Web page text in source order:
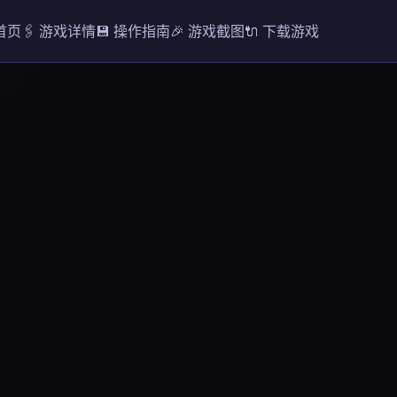
页 🖇️ 游戏详情💾 操作指南🎉 游戏截图🔌 下载游戏